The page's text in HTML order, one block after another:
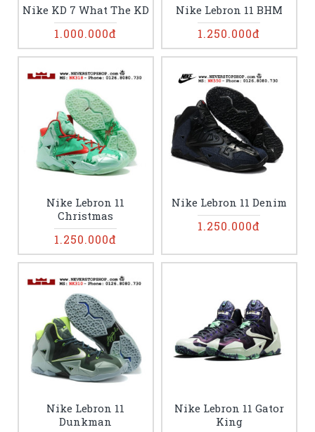
Nike KD 7 What The KD
1.000.000đ
Nike Lebron 11 BHM
1.250.000đ
Nike Lebron 11
Christmas
1.250.000đ
Nike Lebron 11 Denim
1.250.000đ
Nike Lebron 11
Dunkman
Nike Lebron 11 Gator
King